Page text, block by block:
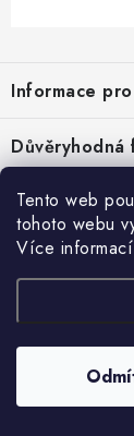
Tento web
tohoto webu
Více informací
p
a
t
Informace
Velkoobchod
O nás
Kontakty
Náhradní plnění
Důvěryhodná
Ověřeno
Copyright 2026